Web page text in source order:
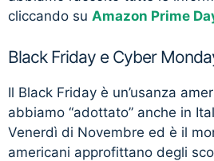
cliccando su Amazon Prime
Black Friday e Cyber
Il Black Friday è un’usanza
abbiamo “adottato” anche in
Venerdì di Novembre ed è il
americani approfittano degli